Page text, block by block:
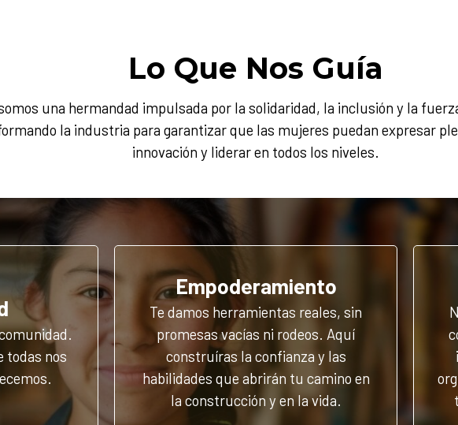
Lo Que Nos Guía
una hermandad impulsada por la solidaridad, la inclusión y la
la industria para garantizar que las mujeres puedan expresar
innovación y liderar en todos los niveles.
todas nos
Empoderamiento
Te damos herramientas reales, sin
promesas vacías ni rodeos. Aquí
construíras la confianza y las
habilidades que abrirán tu camino en
la construcción y en la vida.